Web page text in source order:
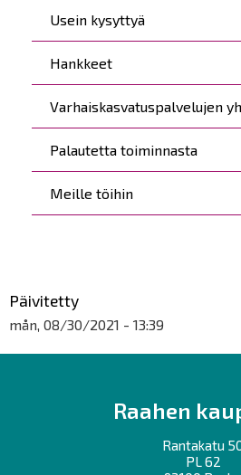
Usein kysyttyä
Hankkeet
Varhaiskasvatuspalvelujen
Palautetta toiminnasta
Meille töihin
Päivitetty
mån, 08/30/2021 - 13:39
Raahen
Rantakatu
PL 62